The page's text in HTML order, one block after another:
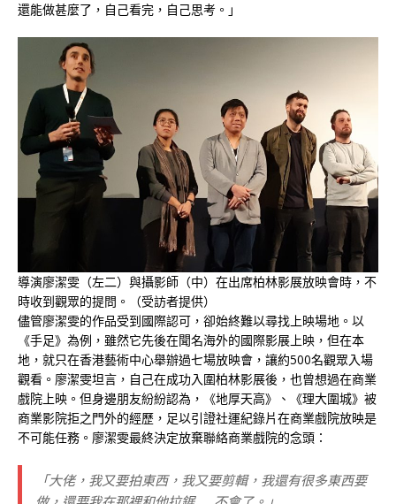
還能做甚麼了，自己看完，自己思考。」
導演廖潔雯（左二）與攝影師（中）在出席柏林影展放映會時，不
時收到觀眾的提問。（受訪者提供）
儘管廖潔雯的作品受到國際認可，卻始終難以尋找上映場地。以
《手足》為例，雖然它先後在聞名海外的國際影展上映，但在本
地，就只在香港藝術中心舉辦過七場放映會，讓約500名觀眾入場
觀看。廖潔雯坦言，自己在成功入圍柏林影展後，也曾想過在商業
戲院上映。但身邊朋友紛紛認為，《地厚天高》、《理大圍城》被
商業影院拒之門外的經歷，足以引證社運紀錄片在商業戲院放映是
不可能任務。廖潔雯最終決定放棄聯絡商業戲院的念頭：
「大佬，我又要拍東西，我又要剪輯，我還有很多東西要